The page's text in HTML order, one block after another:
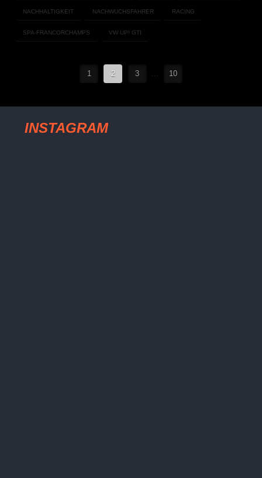
NACHHALTIGKEIT NACHWUCHSFAHRER RACING
SPA-FRANCORCHAMPS VW UP! GTI
1 2 3 ... 10
INSTAGRAM